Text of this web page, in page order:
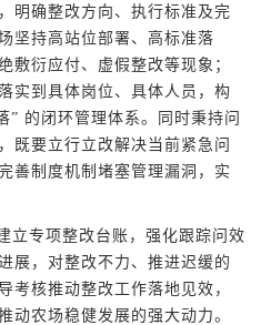
明确整改方向、执行标准及完
坚持高站位部署、高标准落
敷衍应付、虚假整改等现象；
实到具体岗位、具体人员，构
” 的闭环管理体系。同时秉持问
既要立行立改解决当前紧急问
善制度机制堵塞管理漏洞，实
立专项整改台账，强化跟踪问效
展，对整改不力、推进迟缓的
考核推动整改工作落地见效，
动农场稳健发展的强大动力。